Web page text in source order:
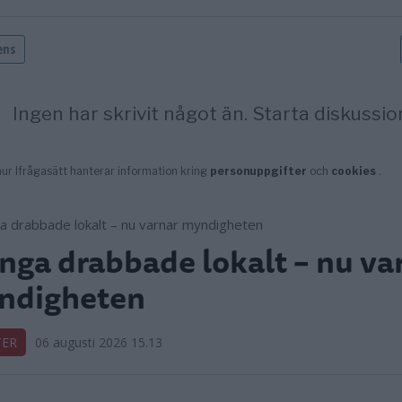
drabbade lokalt – nu
06 augusti 2026 15.13